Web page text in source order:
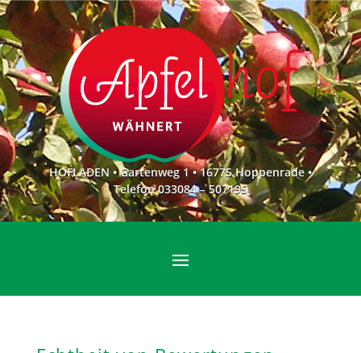
HOFLADEN • Gartenweg 1 • 16775 Hoppenrade •
Telefon 033084 – 507195